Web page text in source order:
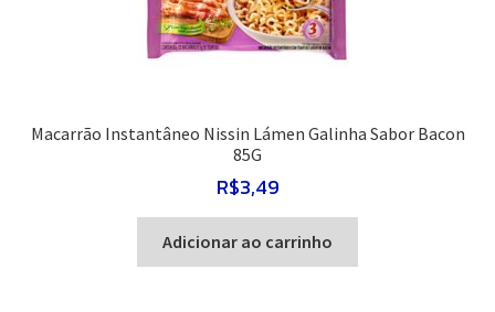
Macarrão Instantâneo Nissin Lámen Galinha Sabor Bacon
85G
R$3,49
Adicionar ao carrinho